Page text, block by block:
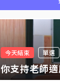
今天結束 單選
你支持老師